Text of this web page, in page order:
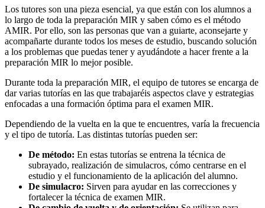
Los tutores son una pieza esencial, ya que están con los alumnos a
lo largo de toda la preparación MIR y saben cómo es el método
AMIR. Por ello, son las personas que van a guiarte, aconsejarte y
acompañarte durante todos los meses de estudio, buscando solución
a los problemas que puedas tener y ayudándote a hacer frente a la
preparación MIR lo mejor posible.
Durante toda la preparación MIR, el equipo de tutores se encarga de
dar varias tutorías en las que trabajaréis aspectos clave y estrategias
enfocadas a una formación óptima para el examen MIR.
Dependiendo de la vuelta en la que te encuentres, varía la frecuencia
y el tipo de tutoría. Las distintas tutorías pueden ser:
De método: En estas tutorías se entrena la técnica de
subrayado, realización de simulacros, cómo centrarse en el
estudio y el funcionamiento de la aplicación del alumno.
De simulacro: Sirven para ayudar en las correcciones y
fortalecer la técnica de examen MIR.